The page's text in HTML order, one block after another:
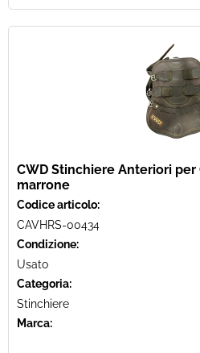
CWD Stinchiere Anteriori
marrone
Codice articolo:
CAVHRS-00434
Condizione:
Usato
Categoria:
Stinchiere
Marca: